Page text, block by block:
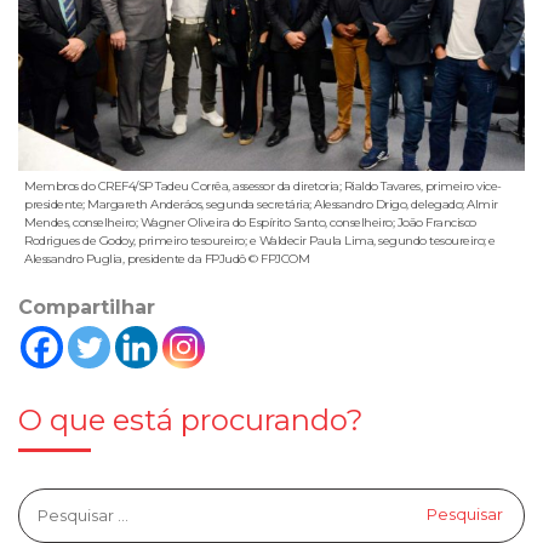
Membros do CREF4/SP Tadeu Corrêa, assessor da diretoria; Rialdo Tavares, primeiro vice-
presidente; Margareth Anderáos, segunda secretária; Alessandro Drigo, delegado; Almir
Mendes, conselheiro; Wagner Oliveira do Espírito Santo, conselheiro; João Francisco
Rodrigues de Godoy, primeiro tesoureiro; e Waldecir Paula Lima, segundo tesoureiro; e
Alessandro Puglia, presidente da FPJudô © FPJCOM
Compartilhar
O que está procurando?